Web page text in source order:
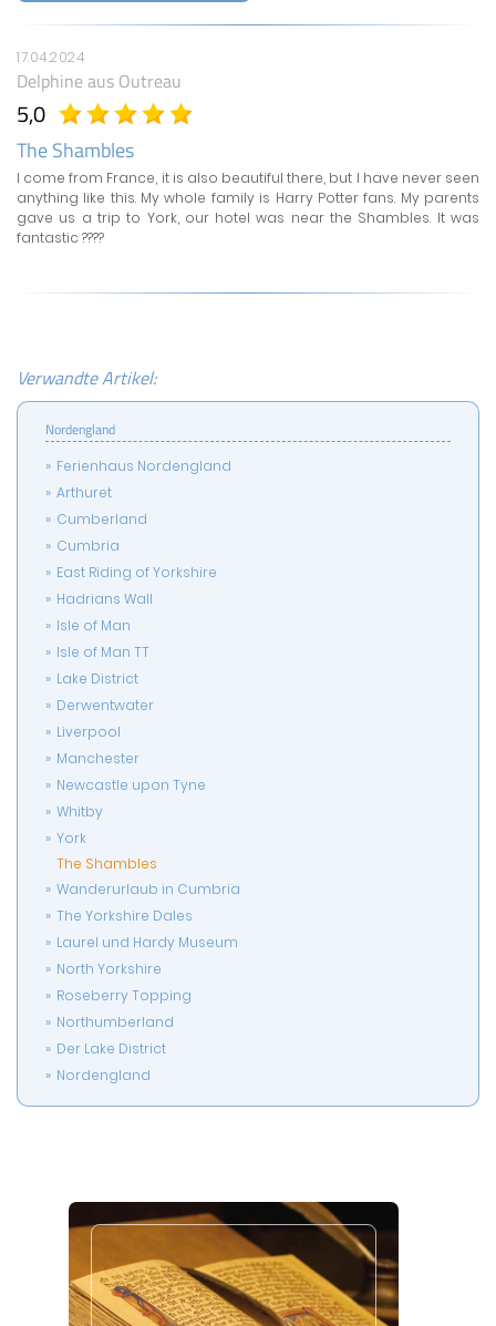
17.04.2024
Delphineaus Outreau
5,0
The Shambles
I come from France, it is also beautiful there, but I have never seen
anything like this. My whole family is Harry Potter fans. My parents
gave us a trip to York, our hotel was near the Shambles. It was
fantastic ????
Verwandte Artikel:
Nordengland
Ferienhaus Nordengland
Arthuret
Cumberland
Cumbria
East Riding of Yorkshire
Hadrians Wall
Isle of Man
Isle of Man TT
Lake District
Derwentwater
Liverpool
Manchester
Newcastle upon Tyne
Whitby
York
The Shambles
Wanderurlaub in Cumbria
The Yorkshire Dales
Laurel und Hardy Museum
North Yorkshire
Roseberry Topping
Northumberland
Der Lake District
Nordengland